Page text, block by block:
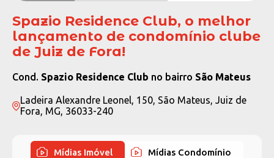
Spazio Residence Club, o melhor
lançamento de condomínio clube
de Juiz de Fora!
Cond. Spazio Residence Club no bairro São Mateus
Ladeira Alexandre Leonel, 150, São Mateus, Juiz de
Fora, MG, 36033-240
Mídias Imóvel Mídias Condomínio